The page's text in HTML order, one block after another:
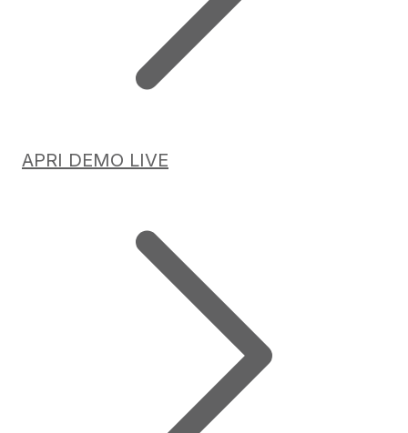
APRI DEMO LIVE